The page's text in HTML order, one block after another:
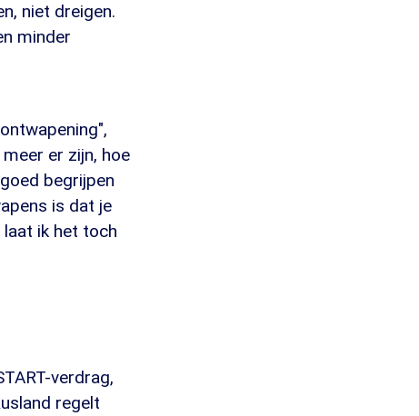
niet dreigen.
minder
er zijn, hoe
begrijpen
is dat je
ik het toch
verdrag,
regelt